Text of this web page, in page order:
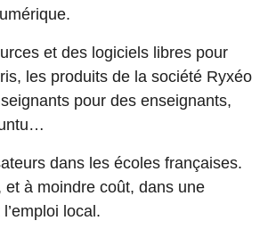
et des logiciels libres pour
les produits de la société Ryxéo
pour des enseignants,
dans les écoles françaises.
à moindre coût, dans une
local.